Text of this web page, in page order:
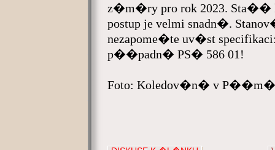
z�m�ry pro rok 2023. Sta��
postup je velmi snadn�.
nezapome�te uv�st
p��padn� PS� 586 01!
Foto: Koledov�n� v